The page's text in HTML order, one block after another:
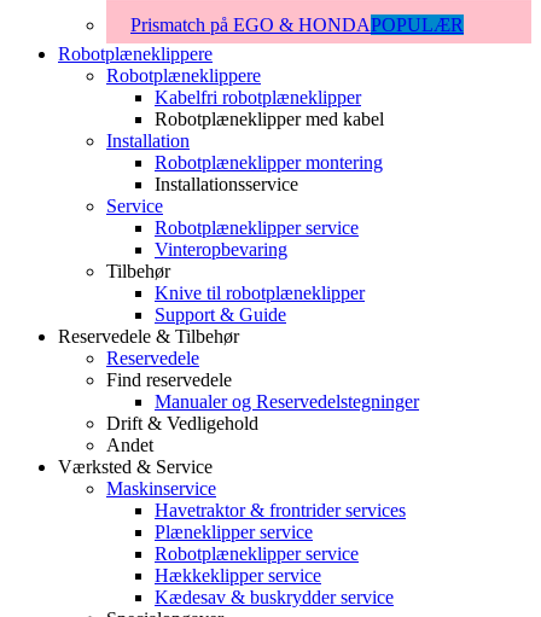
Prismatch på EGO & HONDAPOPULÆR
Robotplæneklippere
Robotplæneklippere
Kabelfri robotplæneklipper
Robotplæneklipper med kabel
Installation
Robotplæneklipper montering
Installationsservice
Service
Robotplæneklipper service
Vinteropbevaring
Tilbehør
Knive til robotplæneklipper
Support & Guide
Reservedele & Tilbehør
Reservedele
Find reservedele
Manualer og Reservedelstegninger
Drift & Vedligehold
Andet
Værksted & Service
Maskinservice
Havetraktor & frontrider services
Plæneklipper service
Robotplæneklipper service
Hækkeklipper service
Kædesav & buskrydder service